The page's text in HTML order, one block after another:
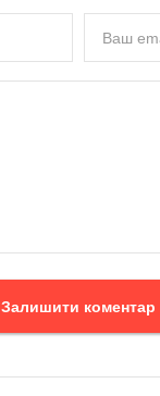
Залишити коментар